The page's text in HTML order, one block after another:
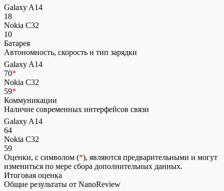
Galaxy A14
18
Nokia C32
10
Батарея
Автономность, скорость и тип зарядки
Galaxy A14
70*
Nokia C32
59*
Коммуникации
Наличие современных интерфейсов связи
Galaxy A14
64
Nokia C32
59
Оценки, с символом (*), являются предварительными и могут
измениться по мере сбора дополнительных данных.
Итоговая оценка
Общие результаты от NanoReview